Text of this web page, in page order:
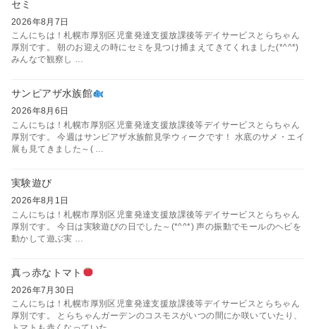
セミ
2026年8月7日
こんにちは！札幌市厚別区児童発達支援放課後等デイサービスとらちゃん
厚別です。 朝のお迎えの時にセミを見つけ捕まえてきてくれました(*^^*)
みんなで観察し …
サンピアザ水族館
2026年8月6日
こんにちは！札幌市厚別区児童発達支援放課後等デイサービスとらちゃん
厚別です。 今週はサンピアザ水族館見学ウィークです！ 水底のサメ・エイ
展も見てきました～( …
実験遊び
2026年8月1日
こんにちは！札幌市厚別区児童発達支援放課後等デイサービスとらちゃん
厚別です。 今日は実験遊びの日でした～(*^^*) 声の振動でモールのヘビを
動かして遊ぶ実 …
真っ赤なトマト
2026年7月30日
こんにちは！札幌市厚別区児童発達支援放課後等デイサービスとらちゃん
厚別です。 とらちゃんガーデンのコスモスがいつの間にか咲いていたり、